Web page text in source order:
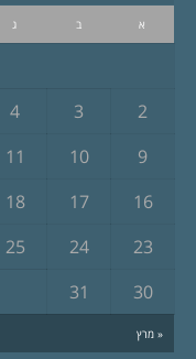
א ב ג
« מרץ
2
3
4
9
10
11
16
17
18
23
24
25
30
31